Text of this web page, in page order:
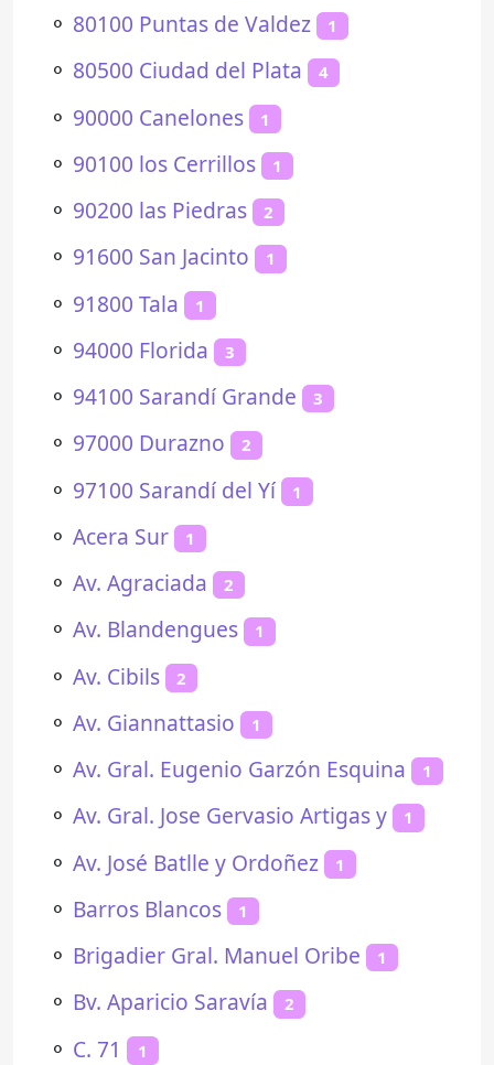
⚬ 80100 Puntas de Valdez 1
⚬ 80500 Ciudad del Plata 4
⚬ 90000 Canelones 1
⚬ 90100 los Cerrillos 1
⚬ 90200 las Piedras 2
⚬ 91600 San Jacinto 1
⚬ 91800 Tala 1
⚬ 94000 Florida 3
⚬ 94100 Sarandí Grande 3
⚬ 97000 Durazno 2
⚬ 97100 Sarandí del Yí 1
⚬ Acera Sur 1
⚬ Av. Agraciada 2
⚬ Av. Blandengues 1
⚬ Av. Cibils 2
⚬ Av. Giannattasio 1
⚬ Av. Gral. Eugenio Garzón Esquina 1
⚬ Av. Gral. Jose Gervasio Artigas y 1
⚬ Av. José Batlle y Ordoñez 1
⚬ Barros Blancos 1
⚬ Brigadier Gral. Manuel Oribe 1
⚬ Bv. Aparicio Saravía 2
⚬ C. 71 1